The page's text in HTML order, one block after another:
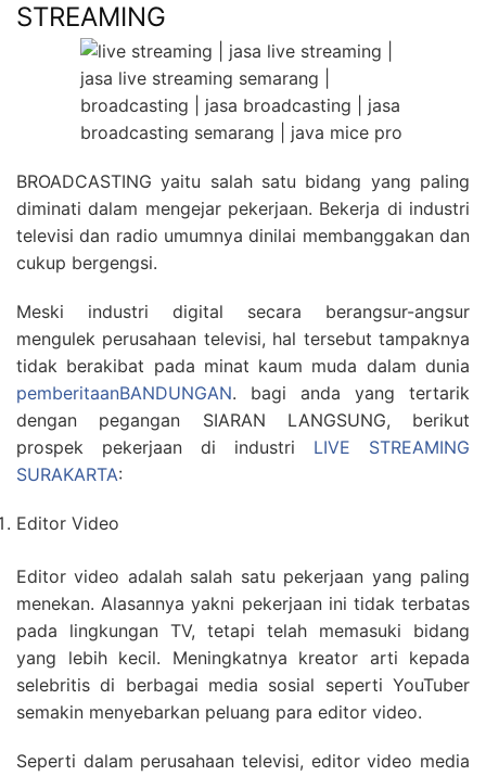
STREAMING
BROADCASTING yaitu salah satu bidang yang paling
diminati dalam mengejar pekerjaan. Bekerja di industri
televisi dan radio umumnya dinilai membanggakan dan
cukup bergengsi.
Meski industri digital secara berangsur-angsur
mengulek perusahaan televisi, hal tersebut tampaknya
tidak berakibat pada minat kaum muda dalam dunia
pemberitaanBANDUNGAN. bagi anda yang tertarik
dengan pegangan SIARAN LANGSUNG, berikut
prospek pekerjaan di industri LIVE STREAMING
SURAKARTA:
Editor Video
Editor video adalah salah satu pekerjaan yang paling
menekan. Alasannya yakni pekerjaan ini tidak terbatas
pada lingkungan TV, tetapi telah memasuki bidang
yang lebih kecil. Meningkatnya kreator arti kepada
selebritis di berbagai media sosial seperti YouTuber
semakin menyebarkan peluang para editor video.
Seperti dalam perusahaan televisi, editor video media